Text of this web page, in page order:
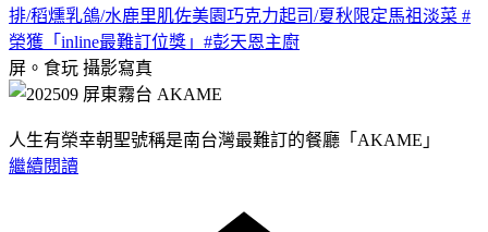
排/稻燻乳鴿/水鹿里肌佐美園巧克力起司/夏秋限定馬祖淡菜 #
榮獲「inline最難訂位獎」#彭天恩主廚
屏。食玩 攝影寫真
人生有榮幸朝聖號稱是南台灣最難訂的餐廳「AKAME」
繼續閱讀